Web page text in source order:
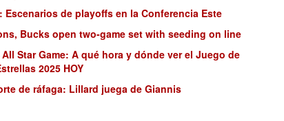
Escenarios de playoffs en la Conferencia Este
Bucks open two-game set with seeding on line
All Star Game: A qué hora y dónde ver el Juego de
2025 HOY
de ráfaga: Lillard juega de Giannis